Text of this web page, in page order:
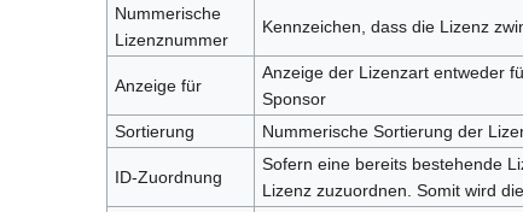
Nummerische
Lizenznummer
Kennzeichen, dass die Lizenz
Anzeige für
Anzeige der Lizenzart entweder
Sponsor
Sortierung
Nummerische Sortierung der
ID-Zuordnung
Sofern eine bereits bestehende
Lizenz zuzuordnen. Somit wird